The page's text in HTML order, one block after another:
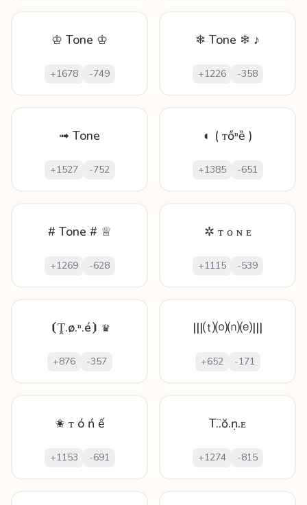
♔ Tone ♔
+1678 -749
❄ Tone ❄ ♪
+1226 -358
➟ Tone
+1527 -752
◐ ( ᴛőⁿȅ )
+1385 -651
# Tone # ♕
+1269 -628
✲ ᴛ ᴏ ɴ ᴇ
+1115 -539
⦗Ṱ.ø.ⁿ.é⦘ ♛
+876 -357
|||⒯⒪⒩⒠|||
+652 -171
✬ ᴛ ó ń ế
+1153 -691
T.̈.ŏ.ṇ.ᴇ
+1274 -815